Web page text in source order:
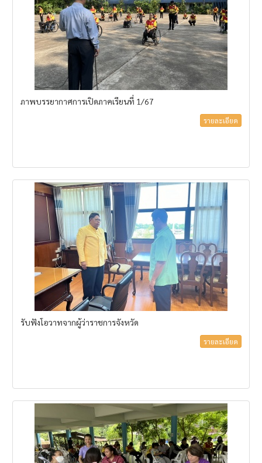
ภาพบรรยากาศการเปิดภาคเรียนที่ 1/67
รายละเอียด
รับฟังโอวาทจากผู้ว่าราชการจังหวัด
รายละเอียด